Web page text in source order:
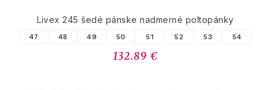
Livex 245 šedé pánske nadmerné poltopánky
47 48 49 50 51 52 53 54
132.89 €